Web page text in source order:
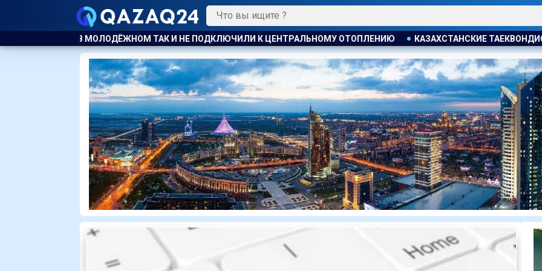
ТАК И НЕ ПОДКЛЮЧИЛИ К ЦЕНТРАЛЬНОМУ ОТОПЛЕНИЮ КАЗАХСТАНСКИЕ ТАЕКВОНДИСТЫ ЗАВОЕВАЛИ ЧЕТЫРЕ